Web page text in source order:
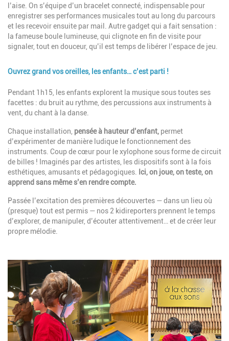
l’aise. On s’équipe d’un bracelet connecté, indispensable pour
enregistrer ses performances musicales tout au long du parcours
et les recevoir ensuite par mail. Autre gadget qui a fait sensation :
la fameuse boule lumineuse, qui clignote en fin de visite pour
signaler, tout en douceur, qu’il est temps de libérer l’espace de jeu.
Ouvrez grand vos oreilles, les enfants… c’est parti !
Description
Pendant 1h15, les enfants explorent la musique sous toutes ses
facettes : du bruit au rythme, des percussions aux instruments à
vent, du chant à la danse.
Chaque installation, pensée à hauteur d’enfant, permet
d’expérimenter de manière ludique le fonctionnement des
instruments. Coup de cœur pour le xylophone sous forme de circuit
de billes ! Imaginés par des artistes, les dispositifs sont à la fois
esthétiques, amusants et pédagogiques.
Ici, on joue, on teste, on
apprend sans même s’en rendre compte.
Passée l’excitation des premières découvertes — dans un lieu où
(presque) tout est permis — nos 2 kidireporters prennent le temps
d’explorer, de manipuler, d’écouter attentivement… et de créer leur
propre mélodie.
Image